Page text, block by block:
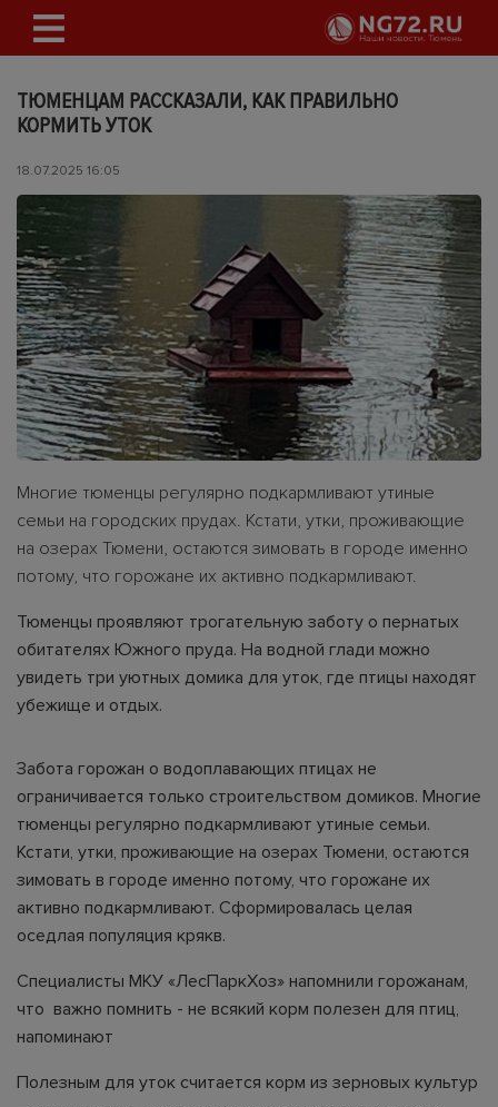
ТЮМЕНЦАМ РАССКАЗАЛИ, КАК ПРАВИЛЬНО
КОРМИТЬ УТОК
18.07.2025 16:05
Многие тюменцы регулярно подкармливают утиные
семьи на городских прудах. Кстати, утки, проживающие
на озерах Тюмени, остаются зимовать в городе именно
потому, что горожане их активно подкармливают.
Тюменцы проявляют трогательную заботу о пернатых
обитателях Южного пруда. На водной глади можно
увидеть три уютных домика для уток, где птицы находят
убежище и отдых.
Забота горожан о водоплавающих птицах не
ограничивается только строительством домиков. Многие
тюменцы регулярно подкармливают утиные семьи.
Кстати, утки, проживающие на озерах Тюмени, остаются
зимовать в городе именно потому, что горожане их
активно подкармливают. Сформировалась целая
оседлая популяция крякв.
Специалисты МКУ «ЛесПаркХоз» напомнили горожанам,
что важно помнить - не всякий корм полезен для птиц,
напоминают
Полезным для уток считается корм из зерновых культур